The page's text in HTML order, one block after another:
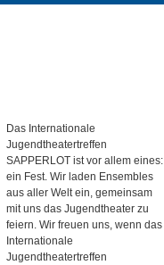
Das Internationale
Jugendtheatertreffen
SAPPERLOT ist vor allem eines:
ein Fest. Wir laden Ensembles
aus aller Welt ein, gemeinsam
mit uns das Jugendtheater zu
feiern. Wir freuen uns, wenn das
Internationale
Jugendtheatertreffen